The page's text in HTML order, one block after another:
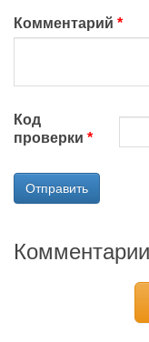
Комментарий
Код
проверки
Отправить